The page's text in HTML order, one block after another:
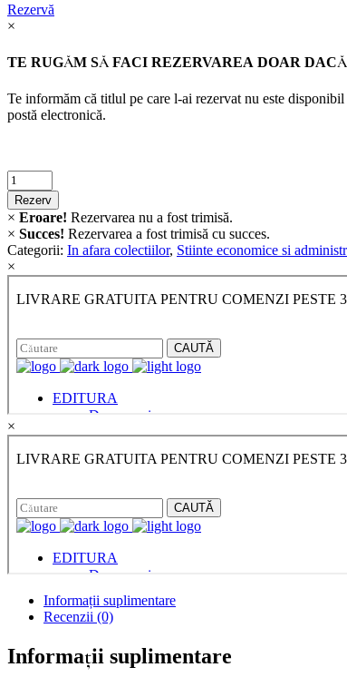
Rezervă
×
TE RUGĂM SĂ FACI REZERVAREA DOAR
Te informăm că titlul pe care l-ai rezervat nu este
postă electronică.
Criminalistica
quantity
Rezerv
× Eroare! Rezervarea nu a fost trimisă.
× Succes! Rezervarea a fost trimisă cu succes.
Categorii: In afara colectiilor, Stiinte economice si
×
×
Informații suplimentare
Recenzii (0)
Informații suplimentare